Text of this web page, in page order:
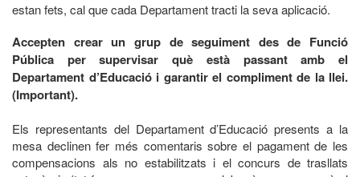
estan fets, cal que cada Departament tracti la seva aplicació.
Accepten crear un grup de seguiment des de Funció
Pública per supervisar què està passant amb el
Departament d’Educació i garantir el compliment de la llei.
(Important).
Els representants del Departament d’Educació presents a la
mesa declinen fer més comentaris sobre el pagament de les
compensacions als no estabilitzats i el concurs de trasllats